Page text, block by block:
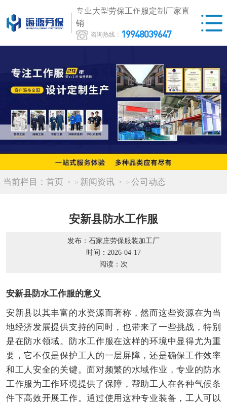
专业大型劳保工作服定制厂家直
销
咨询热线： 19948039647
当前栏目： 首页 > 新闻资讯 > 公司动态
安新县防水工作服
发布：石家庄劳保服装加工厂
时间：2026-04-17
阅读： 次
安新县防水工作服的意义
安新县以其丰富的水资源而著称，然而这些资源在为当
地经济发展提供支持的同时，也带来了一些挑战，特别
是在防水领域。防水工作服在这样的环境中显得尤为重
要，它不仅是保护工人的一层屏障，还是确保工作效率
和工人安全的关键。面对频繁的水域作业，专业的防水
工作服为工作环境提供了保障，帮助工人在各种气候条
件下高效开展工作。通过使用这种专业装备，工人可以